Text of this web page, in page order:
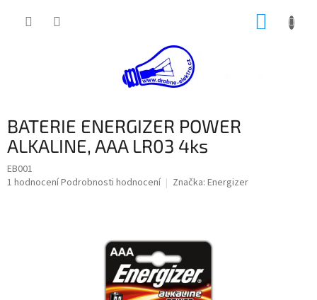
BATERIE ENERGIZER POWER
ALKALINE, AAA LR03 4ks
EB001
Průměrné
1 hodnoceníPodrobnosti hodnocení Značka: Energizer